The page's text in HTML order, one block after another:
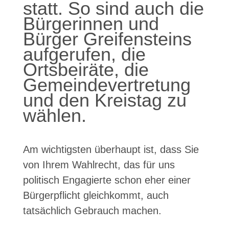
statt. So sind auch die
Bürgerinnen und
Bürger Greifensteins
aufgerufen, die
Ortsbeiräte, die
Gemeindevertretung
und den Kreistag zu
wählen.
Am wichtigsten überhaupt ist, dass Sie
von Ihrem Wahlrecht, das für uns
politisch Engagierte schon eher einer
Bürgerpflicht gleichkommt, auch
tatsächlich Gebrauch machen.